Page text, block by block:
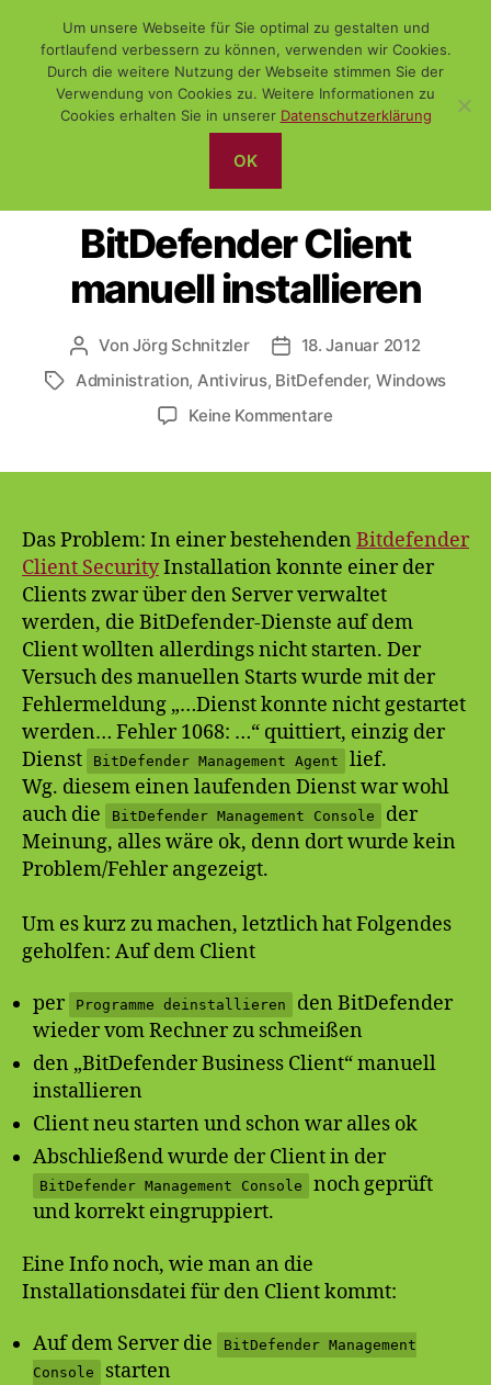
WiSch
Kategorien
ADMINISTRATION WINDOWS
BitDefender Client
manuell installieren
Beitragsautor
VonJörg Schnitzler Veröffentlichungsdatum
18. Januar 2012
Schlagwörter
Administration, Antivirus, BitDefender, Windows
Keine Kommentarezu
Das Problem: In einer bestehenden Bitdefender
Client SecurityInstallation konnte einer der
Clients zwar über den Server verwaltet
werden, die BitDefender-Dienste auf dem
Client wollten allerdings nicht starten. Der
Versuch des manuellen Starts wurde mit der
Fehlermeldung „…Dienst konnte nicht gestartet
werden… Fehler 1068: …“ quittiert, einzig der
Dienst
BitDefender Management Agent
lief.
Wg. diesem einen laufenden Dienst war wohl
auch die
BitDefender Management Console
der
Meinung, alles wäre ok, denn dort wurde kein
Problem/Fehler angezeigt.
Um es kurz zu machen, letztlich hat Folgendes
geholfen: Auf dem Client
per Programme deinstallieren
den BitDefender
wieder vom Rechner zu schmeißen
den „BitDefender Business Client“ manuell
installieren
Client neu starten und schon war alles ok
Abschließend wurde der Client in der
BitDefender Management Console
noch geprüft
und korrekt eingruppiert.
Eine Info noch, wie man an die
Installationsdatei für den Client kommt:
Auf dem Server die
BitDefender Management
Console
starten
Um unsere Webseite für Sie optimal zu gestalten und
fortlaufend verbessern zu können, verwenden wir Cookies.
Durch die weitere Nutzung der Webseite stimmen Sie der
Verwendung von Cookies zu. Weitere Informationen zu
Cookies erhalten Sie in unserer Datenschutzerklärung
OK